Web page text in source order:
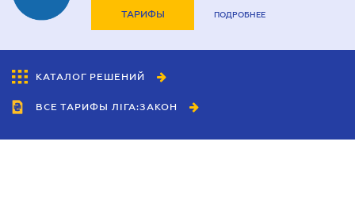
ТАРИФЫ ПОДРОБНЕЕ
КАТАЛОГ РЕШЕНИЙ
ВСЕ ТАРИФЫ ЛІГА:ЗАКОН